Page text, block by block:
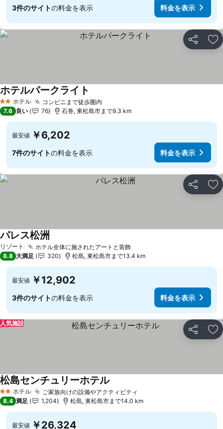
3件のサイトの料金を表示 料金を表示
シェア お
2 ホテルのランク
ホテル コンビニまで徒歩圏内
ホテルパークライト
7.6 良い 76 石巻, 東松島市まで9.3 km
最安値 ￥6,202
7件のサイトの料金を表示 料金を表示
シェア お
リゾート ホテル全体に施されたアートと装飾
パレス松洲
8.8 大満足 320 松島, 東松島市まで13.4 km
最安値 ￥12,902
3件のサイトの料金を表示 料金を表示
シェア お
人気施設
2 ホテルのランク
ホテル ご家族向けの設備やアクティビティ
松島センチュリーホテル
8.4 満足 1,204 松島, 東松島市まで14.0 km
最安値 ￥26,324